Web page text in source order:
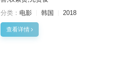
分类： 电影 韩国 2018
查看详情